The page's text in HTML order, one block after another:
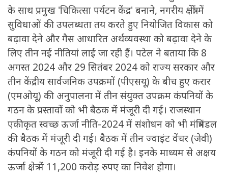
के साथ प्रमुख 'चिकित्सा पर्यटन केंद्र' बनाने, नगरीय क्षेत्रों में
सुविधाओं की उपलब्धता तय करते हुए नियोजित विकास को
बढ़ावा देने और गैस आधारित अर्थव्यवस्था को बढ़ावा देने के
लिए तीन नई नीतियां लाई जा रही हैं। पटेल ने बताया कि 8
अगस्त 2024 और 29 सितंबर 2024 को राज्य सरकार और
तीन केंद्रीय सार्वजनिक उपक्रमों (पीएसयू) के बीच हुए करार
(एमओयू) की अनुपालना में तीन संयुक्त उपक्रम कंपनियों के
गठन के प्रस्तावों को भी बैठक में मंजूरी दी गई। राजस्थान
एकीकृत स्वच्छ ऊर्जा नीति-2024 में संशोधन को भी मंत्रिमंडल
की बैठक में मंजूरी दी गई। बैठक में तीन ज्वाइंट वेंचर (जेवी)
कंपनियों के गठन को मंजूरी दी गई है। इनके माध्यम से अक्षय
ऊर्जा क्षेत्र में 11,200 करोड़ रुपए का निवेश होगा।